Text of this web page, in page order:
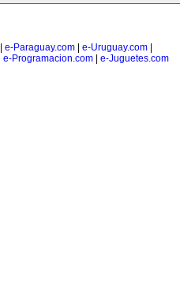
e-Paraguay.com e-Uruguay.com
e-Programacion.com
e-Juguetes.com